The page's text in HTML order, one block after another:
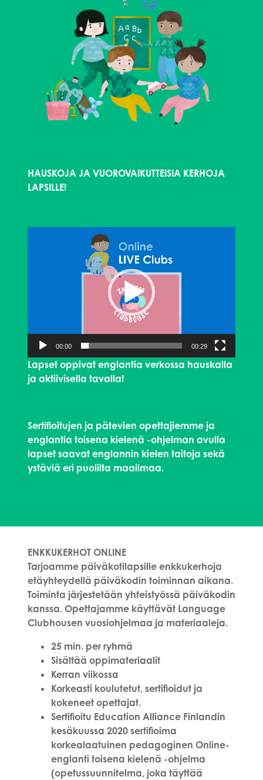
HAUSKOJA JA VUOROVAIKUTTEISIA KERHOJA
LAPSILLE!
00:00 00:29
Lapset oppivat englantia verkossa hauskalla
ja aktiivisella tavalla!
Sertifioitujen ja pätevien opettajiemme ja
englantia toisena kielenä -ohjelman avulla
lapset saavat englannin kielen taitoja sekä
ystäviä eri puolilta maailmaa.
ENKKUKERHOT ONLINE
Tarjoamme päiväkotilapsille enkkukerhoja
etäyhteydellä päiväkodin toiminnan aikana.
Toiminta järjestetään yhteistyössä päiväkodin
kanssa. Opettajamme käyttävät Language
Clubhousen vuosiohjelmaa ja materiaaleja.
25 min. per ryhmä
Sisältää oppimateriaalit
Kerran viikossa
Korkeasti koulutetut, sertifioidut ja
kokeneet opettajat.
Sertifioitu Education Alliance Finlandin
kesäkuussa 2020 sertifioima
korkealaatuinen pedagoginen Online-
englanti toisena kielenä -ohjelma
(opetussuunnitelma, joka täyttää